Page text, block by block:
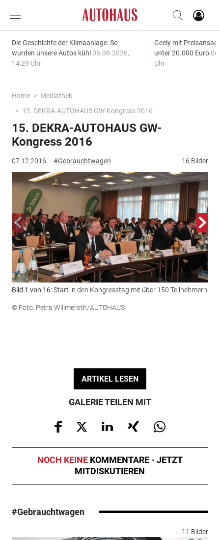
Die Geschichte der Klimaanlage: So
wurden unsere Autos kühl 06.08.2026,
14:29 Uhr
Geely mit
unter 20.000 Euro
Uhr
Home
Mediathek
15. DEKRA-AUTOHAUS GW-Kongress 2016
07.12.2016 #Gebrauchtwagen 16 Bilder
15. DEKRA-AUTOHAUS GW-
Kongress 2016
Bild 1 von 16:Start in den Kongresstag mit über 150 Teilnehmern
© Foto: Petra Willmeroth/AUTOHAUS
ARTIKEL LESEN
GALERIE TEILEN MIT
NOCH KEINE KOMMENTARE - JETZT
MITDISKUTIEREN
#Gebrauchtwagen
11 Bilder